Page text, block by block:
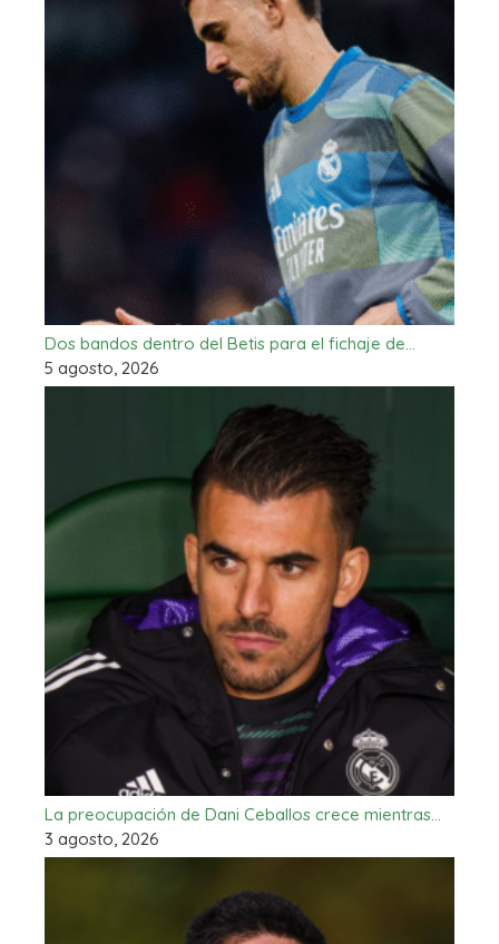
Dos bandos dentro del Betis para el fichaje de…
5 agosto, 2026
La preocupación de Dani Ceballos crece mientras…
3 agosto, 2026